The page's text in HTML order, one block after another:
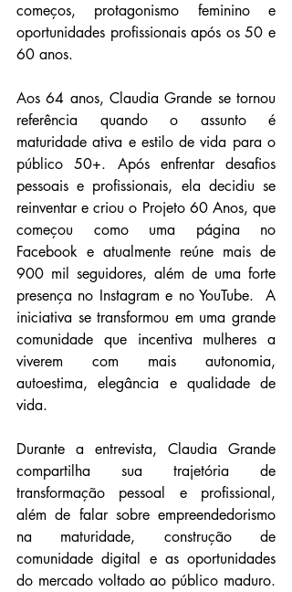
começos, protagonismo feminino e
oportunidades profissionais após os 50 e
60 anos.
Aos 64 anos, Claudia Grande se tornou
referência quando o assunto é
maturidade ativa e estilo de vida para o
público 50+. Após enfrentar desafios
pessoais e profissionais, ela decidiu se
reinventar e criou o Projeto 60 Anos, que
começou como uma página no
Facebook e atualmente reúne mais de
900 mil seguidores, além de uma forte
presença no Instagram e no YouTube.  A
iniciativa se transformou em uma grande
comunidade que incentiva mulheres a
viverem com mais autonomia,
autoestima, elegância e qualidade de
vida.
Durante a entrevista, Claudia Grande
compartilha sua trajetória de
transformação pessoal e profissional,
além de falar sobre empreendedorismo
na maturidade, construção de
comunidade digital e as oportunidades
do mercado voltado ao público maduro.